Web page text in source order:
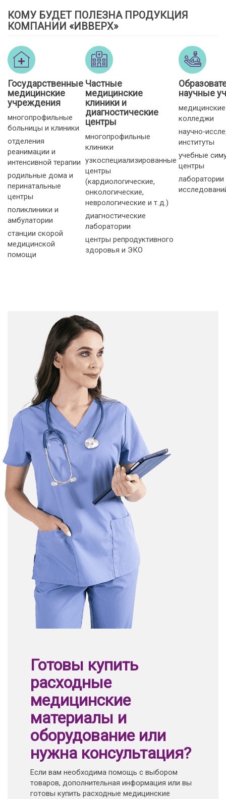
КОМУ БУДЕТ ПОЛЕЗНА ПРОДУКЦИЯ
КОМПАНИИ «ИВВЕРХ»
Государственные
медицинские
учреждения
многопрофильные
больницы и клиники
отделения
реанимации и
интенсивной терапии
родильные дома и
перинатальные
центры
поликлиники и
амбулатории
станции скорой
медицинской
помощи
Частные
медицинские
клиники и
диагностические
центры
многопрофильные
клиники
узкоспециализированные
центры
(кардиологические,
онкологические,
неврологические и т. д.)
диагностические
лаборатории
центры репродуктивного
здоровья и ЭКО
научные
колледжи
институты
учебные
центры
лаборатории
Готовы купить
расходные
медицинские
материалы и
оборудование или
нужна консультация?
Если вам необходима помощь с выбором
товаров, дополнительная информация или вы
готовы купить расходные медицинские